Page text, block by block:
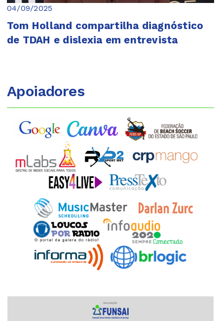
04/09/2025
Tom Holland compartilha diagnóstico
de TDAH e dislexia em entrevista
Apoiadores